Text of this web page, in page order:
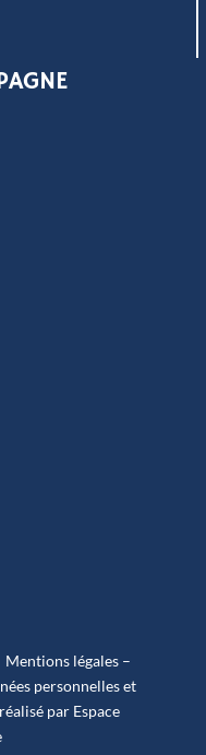
Mentions légales –
personnelles et
par Espace